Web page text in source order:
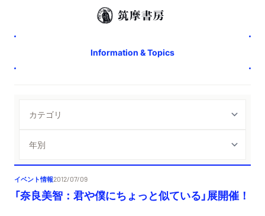
Information & Topics
イベント情報2012/07/09
「奈良美智：君や僕にちょっと似ている」展開催！